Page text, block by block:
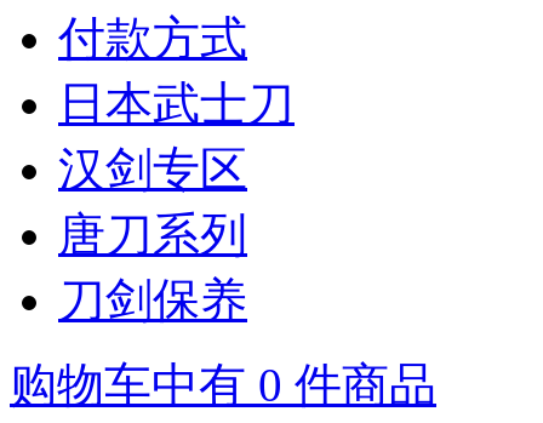
付款方式
日本武士刀
汉剑专区
唐刀系列
刀剑保养
购物车中有 0 件商品